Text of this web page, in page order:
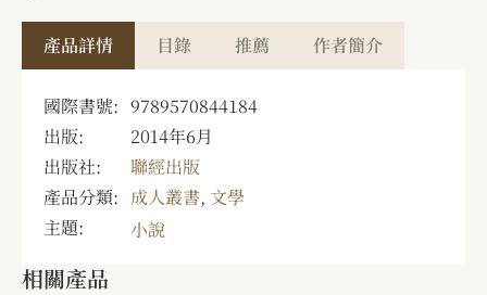
產品詳情 目錄 推薦 作者簡介
國際書號: 9789570844184
出版:
2014年6月
出版社:
聯經出版
產品分類: 成人叢書, 文學
主題:
小說
相關產品